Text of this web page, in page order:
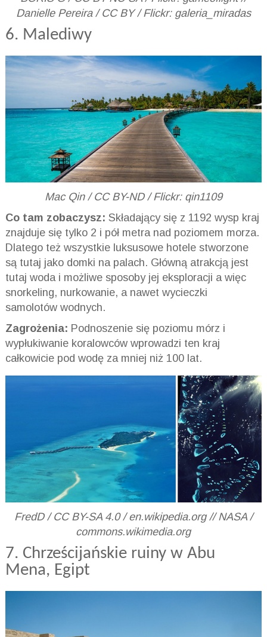
Danielle Pereira / CC BY / Flickr: galeria_miradas
6. Malediwy
Mac Qin / CC BY-ND / Flickr: qin1109
Co tam zobaczysz: Składający się z 1192 wysp kraj
znajduje się tylko 2 i pół metra nad poziomem morza.
Dlatego też wszystkie luksusowe hotele stworzone
są tutaj jako domki na palach. Główną atrakcją jest
tutaj woda i możliwe sposoby jej eksploracji a więc
snorkeling, nurkowanie, a nawet wycieczki
samolotów wodnych.
Zagrożenia: Podnoszenie się poziomu mórz i
wypłukiwanie koralowców wprowadzi ten kraj
całkowicie pod wodę za mniej niż 100 lat.
FredD / CC BY-SA 4.0 / en.wikipedia.org // NASA /
commons.wikimedia.org
7. Chrześcijańskie ruiny w Abu
Mena, Egipt